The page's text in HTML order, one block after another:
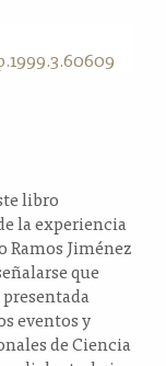
libro
la experiencia
Jiménez
que
eventos y
de Ciencia